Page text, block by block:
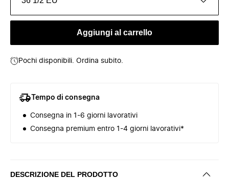
Aggiungi al carrello
Pochi disponibili. Ordina subito.
Tempo di consegna
Consegna in 1-6 giorni lavorativi
Consegna premium entro 1-4 giorni lavorativi*
DESCRIZIONE DEL PRODOTTO